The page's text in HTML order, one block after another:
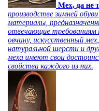
Мех, да не
производстве зимней
материалы,
отвечающие требованиям
овчину, искусственный
натуральной шерсти и
меха имеют свои
свойства каждого из них.